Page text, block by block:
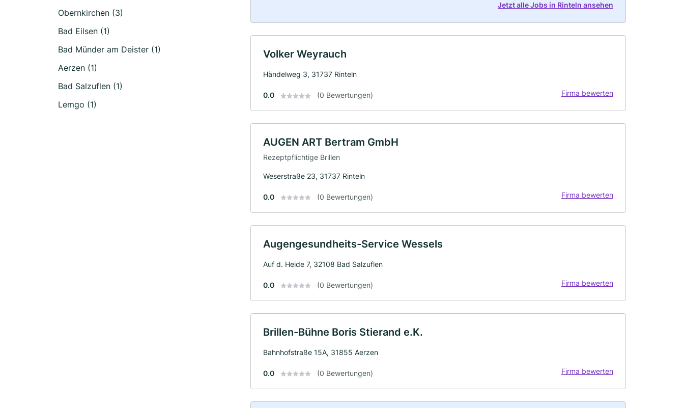
Obernkirchen (3)
Bad Eilsen (1)
Bad Münder am Deister (1)
Aerzen (1)
Bad Salzuflen (1)
Lemgo (1)
Jetzt alle Jobs in Rinteln ansehen
Volker Weyrauch
Händelweg 3, 31737 Rinteln
0.0 (0 Bewertungen) Firma bewerten
AUGEN ART Bertram GmbH
Rezeptpflichtige Brillen
Weserstraße 23, 31737 Rinteln
0.0 (0 Bewertungen) Firma bewerten
Augengesundheits-Service Wessels
Auf d. Heide 7, 32108 Bad Salzuflen
0.0 (0 Bewertungen) Firma bewerten
Brillen-Bühne Boris Stierand e.K.
Bahnhofstraße 15A, 31855 Aerzen
0.0 (0 Bewertungen) Firma bewerten